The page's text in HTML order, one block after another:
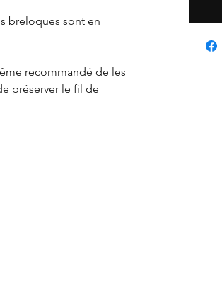
breloques sont en
recommandé de les
préserver le fil de